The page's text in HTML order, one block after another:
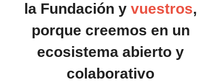
la Fundación y vuestros,
porque creemos en un
ecosistema abierto y
colaborativo